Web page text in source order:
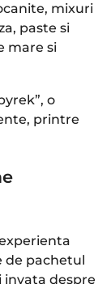
mixuri
paste si
mare si
o
printre
de pachetul
invata despre